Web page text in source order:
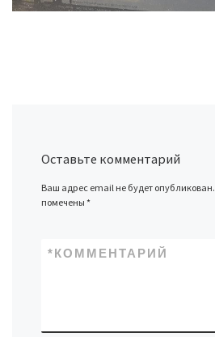
Оставьте комментарий
Ваш адрес email не будет опубликован.
помечены*
КОММЕНТАРИЙ
*